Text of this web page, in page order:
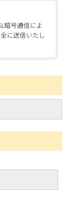
暗号通信によ
に送信いたし